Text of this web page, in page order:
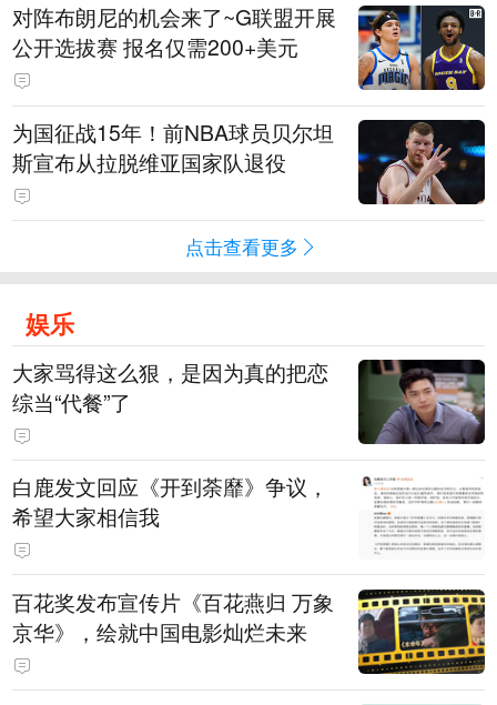
对阵布朗尼的机会来了~G联盟开展
公开选拔赛 报名仅需200+美元
为国征战15年！前NBA球员贝尔坦
斯宣布从拉脱维亚国家队退役
点击查看更多
娱乐
大家骂得这么狠，是因为真的把恋
综当“代餐”了
白鹿发文回应《开到荼靡》争议，
希望大家相信我
百花奖发布宣传片《百花燕归 万象
京华》，绘就中国电影灿烂未来